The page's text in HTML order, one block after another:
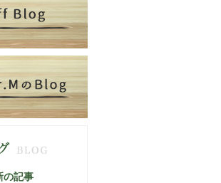
の記事